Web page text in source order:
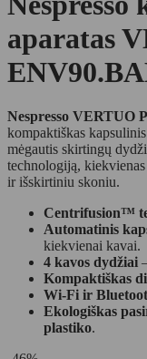
aparatas
Nespresso VERTUO
kompaktiškas
mėgautis skirtingų
technologiją,
ir išskirtiniu skoniu.
Centrifusion™
Automatinis
kiekvienai kavai.
4 kavos dydžiai
Kompaktiškas
Wi-Fi ir
Ekologiškas
plastiko.